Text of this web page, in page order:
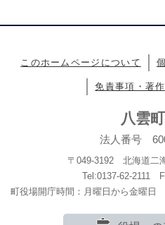
このホームページについて
免責事項・著
八雲
法人番号
〒049-3192 北海道二
Tel:0137-62-2111
町役場開庁時間：月曜日から金曜日